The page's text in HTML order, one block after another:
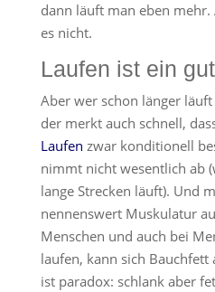
dann läuft man eben mehr.
es nicht.
Laufen ist ein
Aber wer schon länger
der merkt auch schnell,
Laufen zwar konditionell
nimmt nicht wesentlich ab
lange Strecken läuft). Und
nennenswert Muskulatur
Menschen und auch bei
laufen, kann sich Bauchfett
ist paradox: schlank aber